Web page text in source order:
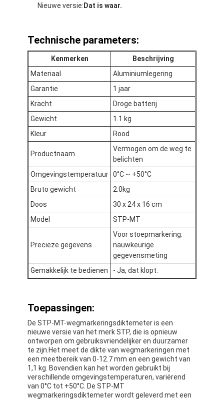
Thuis
Producten
VR -show
Nieuwe versie: Dat is waar.
Technische parameters:
Kenmerken
Beschrijving
Materiaal
Aluminiumlegering
Garantie
1 jaar
Kracht
Droge batterij
Gewicht
1.1 kg
Kleur
Rood
Productnaam
Vermogen om de weg te
belichten
Omgevingstemperatuur 0°C ~ +50°C
Bruto gewicht
2.0kg
Doos
30 x 24 x 16 cm
Model
STP-MT
Precieze gegevens
Voor stoepmarkering:
nauwkeurige
gegevensmeting
Gemakkelijk te bedienen
- Ja, dat klopt.
Toepassingen:
De STP-MT-wegmarkeringsdiktemeter is een
nieuwe versie van het merk STP, die is opnieuw
ontworpen om gebruiksvriendelijker en duurzamer
te zijn.Het meet de dikte van wegmarkeringen met
een meetbereik van 0-12.7 mm en een gewicht van
1,1 kg. Bovendien kan het worden gebruikt bij
verschillende omgevingstemperaturen, variërend
van 0°C tot +50°C. De STP-MT
wegmarkeringsdiktemeter wordt geleverd met een